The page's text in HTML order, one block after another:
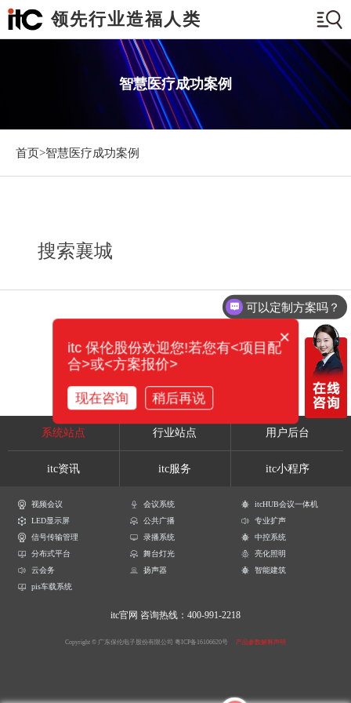
领先行业造福人类
智慧医疗成功案例
首页>智慧医疗成功案例
搜索襄城
系统站点 行业站点 用户后台
itc资讯 itc服务 itc小程序
视频会议 会议系统
itcHUB会议一体机
LED显示屏
公共广播
专业扩声
信号传输管理
录播系统
中控系统
分布式平台
舞台灯光
亮化照明
云会务
扬声器
智能建筑
pis车载系统
itc官网 咨询热线：400-991-2218
Copyright © 广东保伦电子股份有限公司 粤ICP备16106620号 产品参数解释声明
可以定制方案吗？
×
itc 保伦股份欢迎您!若您有<项目配
合>或<方案报价>
现在咨询 稍后再说